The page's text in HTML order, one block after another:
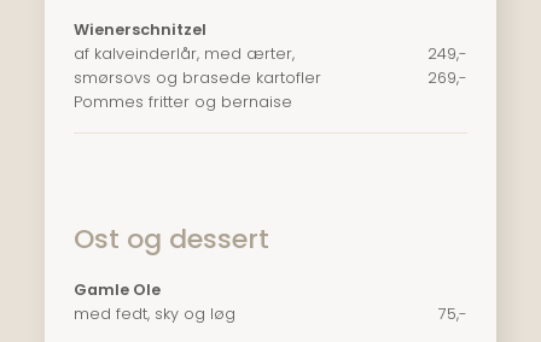
Wienerschnitzel
af kalveinderlår, med ærter,
smørsovs og brasede kartofler
​Pommes fritter og bernaise
249,-
269,-
Ost og dessert
Gamle Ole
med fedt, sky og løg
75,-​